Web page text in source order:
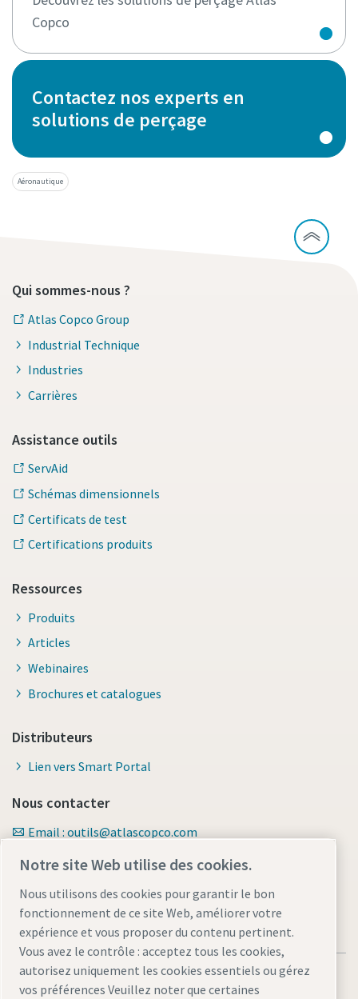
Copco
Contactez nos experts en
solutions de perçage
Aéronautique
Qui sommes-nous ?
Atlas Copco Group
Industrial Technique
Industries
Carrières
Assistance outils
ServAid
Schémas dimensionnels
Certificats de test
Certifications produits
Ressources
Produits
Articles
Webinaires
Brochures et catalogues
Distributeurs
Lien vers Smart Portal
Nous contacter
Email : outils@atlascopco.com
Formulaire de contact
Notre site Web utilise des cookies.
Nous utilisons des cookies pour garantir le bon
fonctionnement de ce site Web, améliorer votre
expérience et vous proposer du contenu pertinent.
Vous avez le contrôle : acceptez tous les cookies,
autorisez uniquement les cookies essentiels ou gérez
vos préférences Veuillez noter que certaines